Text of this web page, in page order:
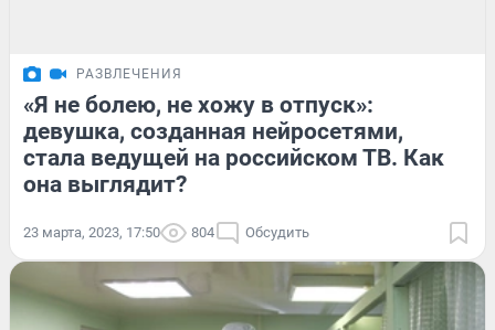
РАЗВЛЕЧЕНИЯ
«Я не болею, не хожу в отпуск»:
девушка, созданная нейросетями,
стала ведущей на российском ТВ. Как
она выглядит?
23 марта, 2023, 17:50 804 Обсудить